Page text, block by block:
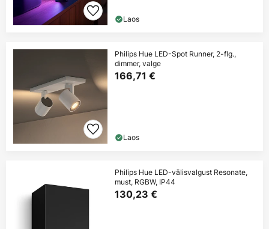
Laos
Philips Hue LED-Spot Runner, 2-flg.,
dimmer, valge
166,71 €
Laos
Philips Hue LED-välisvalgust Resonate,
must, RGBW, IP44
130,23 €